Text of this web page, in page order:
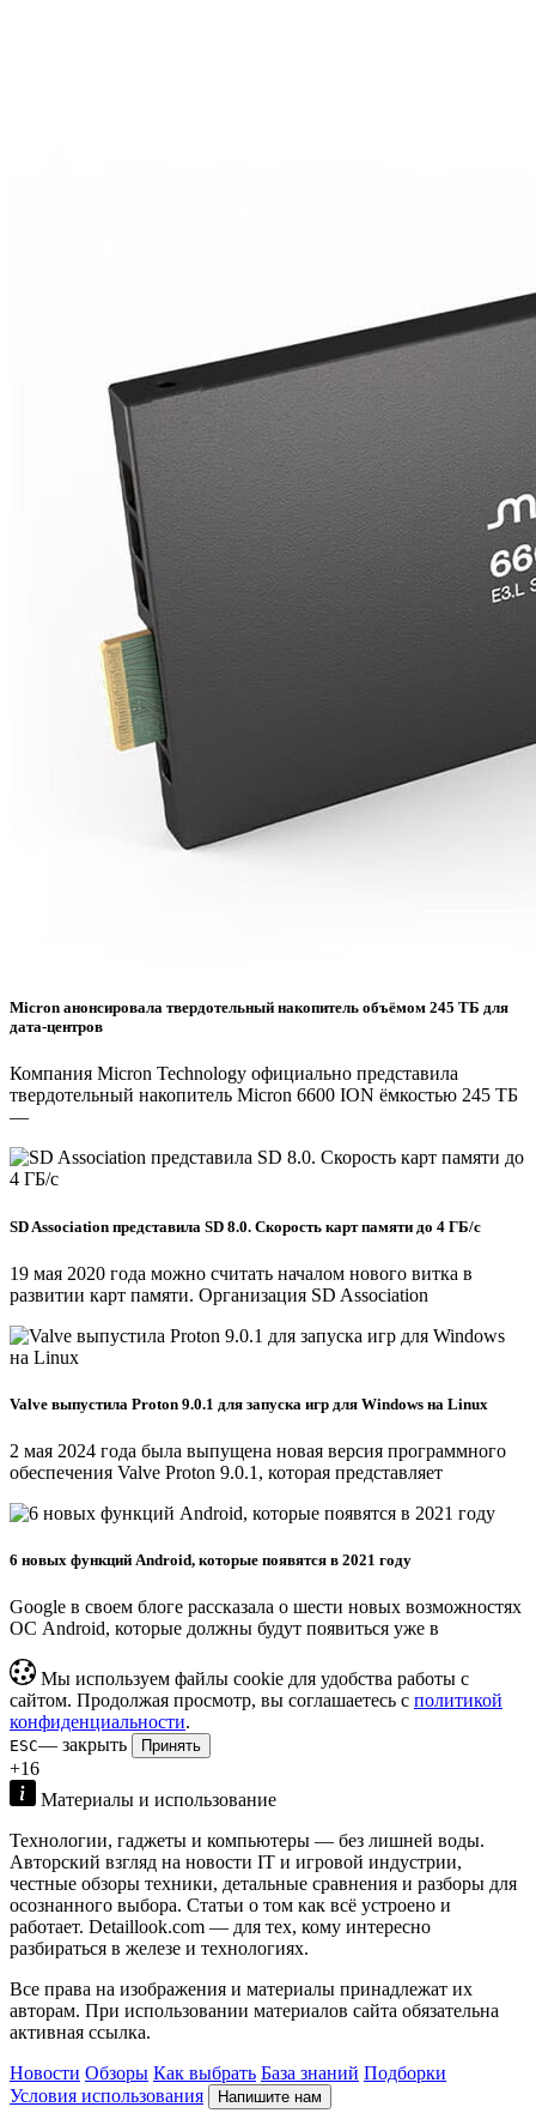
Micron анонсировала твердотельный накопитель объёмом 245 ТБ для
дата-центров
Компания Micron Technology официально представила
твердотельный накопитель Micron 6600 ION ёмкостью 245 ТБ
—
SD Association представила SD 8.0. Скорость карт памяти до 4 ГБ/c
19 мая 2020 года можно считать началом нового витка в
развитии карт памяти. Организация SD Association
Valve выпустила Proton 9.0.1 для запуска игр для Windows на Linux
2 мая 2024 года была выпущена новая версия программного
обеспечения Valve Proton 9.0.1, которая представляет
6 новых функций Android, которые появятся в 2021 году
Google в своем блоге рассказала о шести новых возможностях
ОС Android, которые должны будут появиться уже в
Мы используем файлы cookie для удобства работы с
сайтом. Продолжая просмотр, вы соглашаетесь с политикой
конфиденциальности.
ESC— закрыть Принять
+16
Материалы и использование
Технологии, гаджеты и компьютеры — без лишней воды.
Авторский взгляд на новости IT и игровой индустрии,
честные обзоры техники, детальные сравнения и разборы для
осознанного выбора. Статьи о том как всё устроено и
работает. Detaillook.com — для тех, кому интересно
разбираться в железе и технологиях.
Все права на изображения и материалы принадлежат их
авторам. При использовании материалов сайта обязательна
активная ссылка.
Новости Обзоры Как выбрать База знаний Подборки
Условия использования
Напишите нам